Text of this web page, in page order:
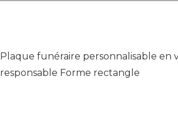
Plaque funéraire personnalisable en
responsable Forme rectangle